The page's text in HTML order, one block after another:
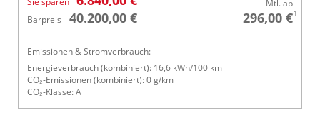
Barpreis 40.200,00 €
Mtl. ab
296,00 €1
Emissionen & Stromverbrauch:
Energieverbrauch (kombiniert): 16,6 kWh/100 km
CO₂-Emissionen (kombiniert): 0 g/km
CO₂-Klasse: A